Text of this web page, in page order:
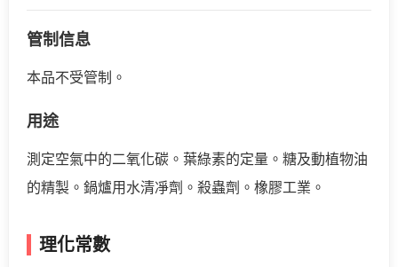
管制信息
本品不受管制。
用途
測定空氣中的二氧化碳。葉綠素的定量。糖及動植物油
的精製。鍋爐用水清凈劑。殺蟲劑。橡膠工業。
理化常數